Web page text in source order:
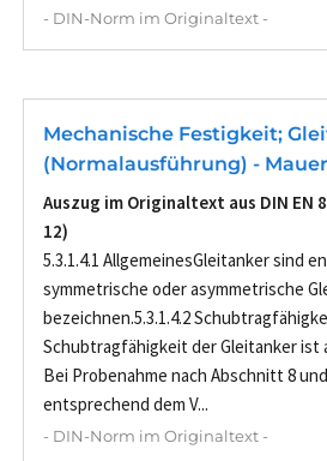
- DIN-Norm im Originaltext -
Mechanische Festigkeit;
(Normalausführung) -
Auszug im Originaltext aus DIN EN
12)
5.3.1.4.1 AllgemeinesGleitanker sind
symmetrische oder asymmetrische
bezeichnen.5.3.1.4.2
Schubtragfähigkeit der Gleitanker ist
Bei Probenahme nach Abschnitt 8
entsprechend dem V...
- DIN-Norm im Originaltext -